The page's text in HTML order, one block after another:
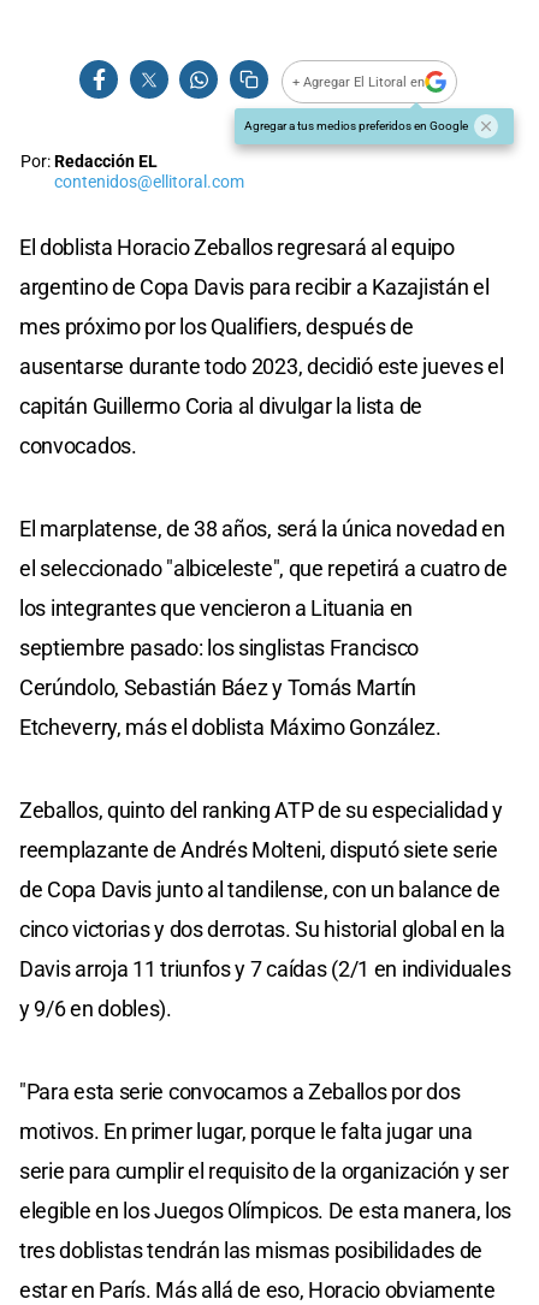
+ Agregar El Litoral en
Agregar a tus medios preferidos en Google
Por:Redacción EL
contenidos@ellitoral.com
El doblista Horacio Zeballos regresará al equipo
argentino de Copa Davis para recibir a Kazajistán el
mes próximo por los Qualifiers, después de
ausentarse durante todo 2023, decidió este jueves el
capitán Guillermo Coria al divulgar la lista de
convocados.
El marplatense, de 38 años, será la única novedad en
el seleccionado "albiceleste", que repetirá a cuatro de
los integrantes que vencieron a Lituania en
septiembre pasado: los singlistas Francisco
Cerúndolo, Sebastián Báez y Tomás Martín
Etcheverry, más el doblista Máximo González.
Zeballos, quinto del ranking ATP de su especialidad y
reemplazante de Andrés Molteni, disputó siete serie
de Copa Davis junto al tandilense, con un balance de
cinco victorias y dos derrotas. Su historial global en la
Davis arroja 11 triunfos y 7 caídas (2/1 en individuales
y 9/6 en dobles).
"Para esta serie convocamos a Zeballos por dos
motivos. En primer lugar, porque le falta jugar una
serie para cumplir el requisito de la organización y ser
elegible en los Juegos Olímpicos. De esta manera, los
tres doblistas tendrán las mismas posibilidades de
estar en París. Más allá de eso, Horacio obviamente